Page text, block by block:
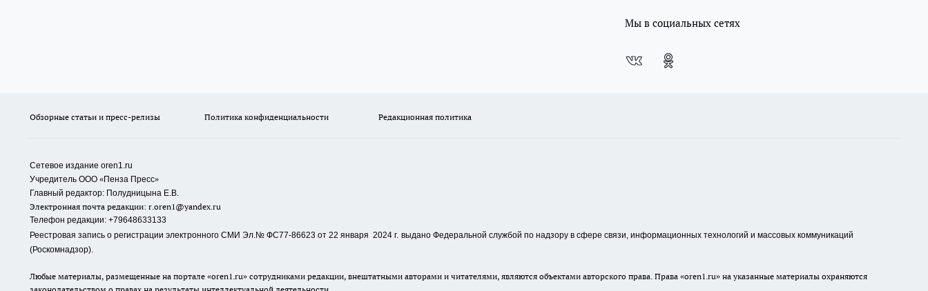
Мы в социальных сетях
Обзорные статьи и пресс-релизы Политика конфиденциальности Редакционная политика
Сетевое издание oren1.ru
Учредитель ООО «Пенза Пресс»
Главный редактор: Полудницына Е.В.
Электронная почта редакции: r.oren1@yandex.ru
Телефон редакции: +79648633133
Реестровая запись о регистрации электронного СМИ Эл.№ ФС77-86623 от 22 января 2024 г. выдано Федеральной службой по надзору в сфере связи, информационных технологий и массовых коммуникаций
(Роскомнадзор).
Любые материалы, размещенные на портале «oren1.ru» сотрудниками редакции, внештатными авторами и читателями, являются объектами авторского права. Права «oren1.ru» на указанные материалы охраняются